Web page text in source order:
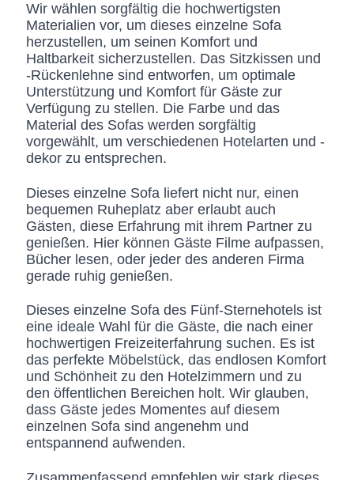
Wir wählen sorgfältig die hochwertigsten
Materialien vor, um dieses einzelne Sofa
herzustellen, um seinen Komfort und
Haltbarkeit sicherzustellen. Das Sitzkissen und
-Rückenlehne sind entworfen, um optimale
Unterstützung und Komfort für Gäste zur
Verfügung zu stellen. Die Farbe und das
Material des Sofas werden sorgfältig
vorgewählt, um verschiedenen Hotelarten und -
dekor zu entsprechen.
Dieses einzelne Sofa liefert nicht nur, einen
bequemen Ruheplatz aber erlaubt auch
Gästen, diese Erfahrung mit ihrem Partner zu
genießen. Hier können Gäste Filme aufpassen,
Bücher lesen, oder jeder des anderen Firma
gerade ruhig genießen.
Dieses einzelne Sofa des Fünf-Sternehotels ist
eine ideale Wahl für die Gäste, die nach einer
hochwertigen Freizeiterfahrung suchen. Es ist
das perfekte Möbelstück, das endlosen Komfort
und Schönheit zu den Hotelzimmern und zu
den öffentlichen Bereichen holt. Wir glauben,
dass Gäste jedes Momentes auf diesem
einzelnen Sofa sind angenehm und
entspannend aufwenden.